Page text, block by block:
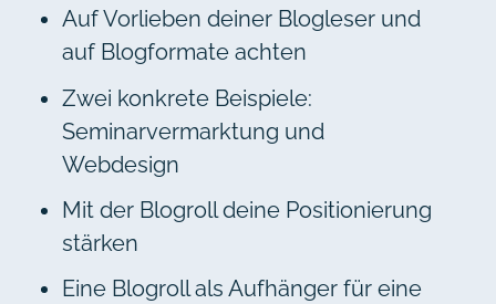
Auf Vorlieben deiner Blogleser und
auf Blogformate achten
Zwei konkrete Beispiele:
Seminarvermarktung und
Webdesign
Mit der Blogroll deine Positionierung
stärken
Eine Blogroll als Aufhänger für eine